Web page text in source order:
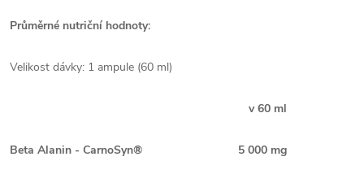
Průměrné nutriční hodnoty:
Velikost dávky: 1 ampule (60 ml)
v 60 ml
Beta Alanin - CarnoSyn® 5 000 mg